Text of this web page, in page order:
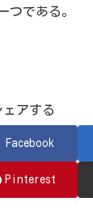
つである。
ェアする
Facebook
Pinterest